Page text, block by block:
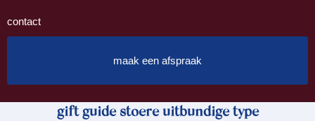
contact
maak een afspraak
gift guide stoere uitbundige type